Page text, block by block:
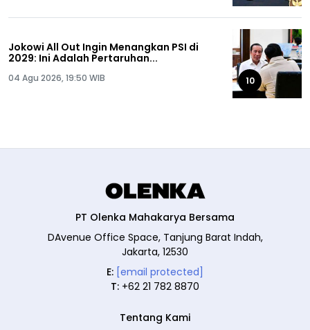
Jokowi All Out Ingin Menangkan PSI di
2029: Ini Adalah Pertaruhan...
04 Agu 2026, 19:50 WIB 10
PT Olenka Mahakarya Bersama
DAvenue Office Space, Tanjung Barat Indah,
Jakarta, 12530
E: [email protected]
T: +62 21 782 8870
Tentang Kami